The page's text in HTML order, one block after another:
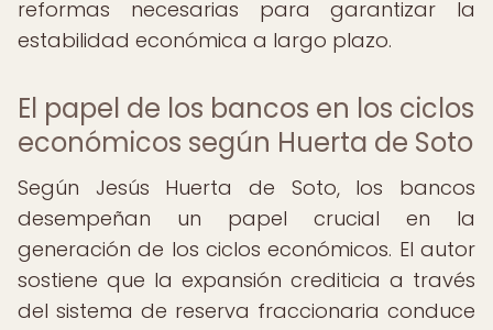
reformas necesarias para garantizar la
estabilidad económica a largo plazo.
El papel de los bancos en los ciclos
económicos según Huerta de Soto
Según Jesús Huerta de Soto, los bancos
desempeñan un papel crucial en la
generación de los ciclos económicos. El autor
sostiene que la expansión crediticia a través
del sistema de reserva fraccionaria conduce